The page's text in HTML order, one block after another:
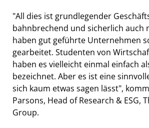
"All dies ist grundlegender
bahnbrechend und sicherlich auch
haben gut geführte Unternehmen
gearbeitet. Studenten von
haben es vielleicht einmal einfach
bezeichnet. Aber es ist eine
sich kaum etwas sagen lässt",
Parsons, Head of Research & ESG,
Group.